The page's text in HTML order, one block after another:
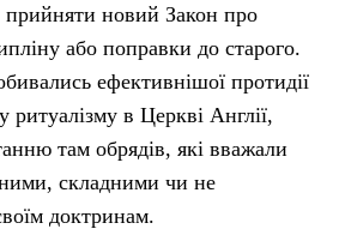
новий Закон про
або поправки до старого.
ефективнішої протидії
ритуалізму в Церкві Англії,
там обрядів, які вважали
складними чи не
доктринам.